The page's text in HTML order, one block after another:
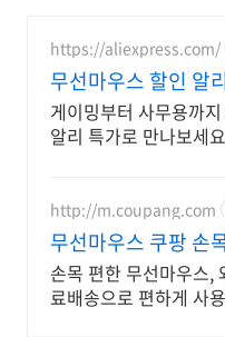
https://aliexpress.com/
무선마우스 할인 알
마우스 알리 쇼핑 찬
게이밍부터 사무용까
알리 특가로 만나보세요
http://m.coupang.com
무선마우스 쿠팡 손
공학 디자인
손목 편한 무선마우스,
료배송으로 편하게 사